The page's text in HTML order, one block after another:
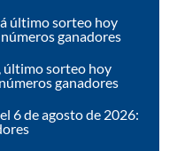
último sorteo hoy
ganadores
último sorteo hoy
ganadores
6 de agosto de 2026: